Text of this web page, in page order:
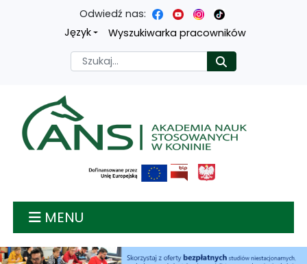
Przejdź
treści
głównej
Przejdź
menu
nawigacyjnego
Przejdź
wyszukiwarki
Przejdź
mapy
strony
Odwiedź nas:
Język
Wyszukiwarka pracowników
Szukaj
Akademia nauk
MENU